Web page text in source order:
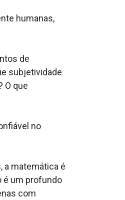
humanas,
de
subjetividade
O que
no
a matemática é
é um profundo
com